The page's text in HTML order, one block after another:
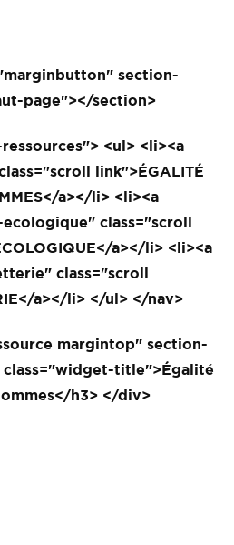
section-
page"></section>
<ul> <li><a
link">ÉGALITÉ
a></li> <li><a
class="scroll
a></li> <li><a
class="scroll
a></li> </ul> </nav>
margintop" section-
title">Égalité
h3> </div>